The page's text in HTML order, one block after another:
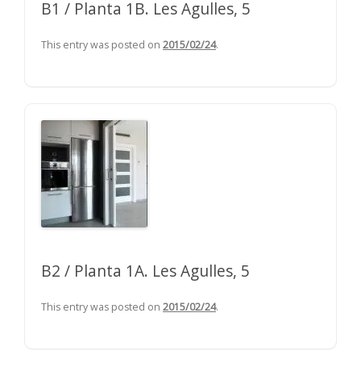
B1 / Planta 1B. Les Agulles, 5
This entry was posted on 2015/02/24.
B2 / Planta 1A. Les Agulles, 5
This entry was posted on 2015/02/24.